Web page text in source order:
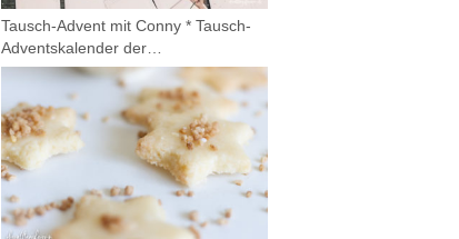
Tausch-Advent mit Conny * Tausch-
Adventskalender der…